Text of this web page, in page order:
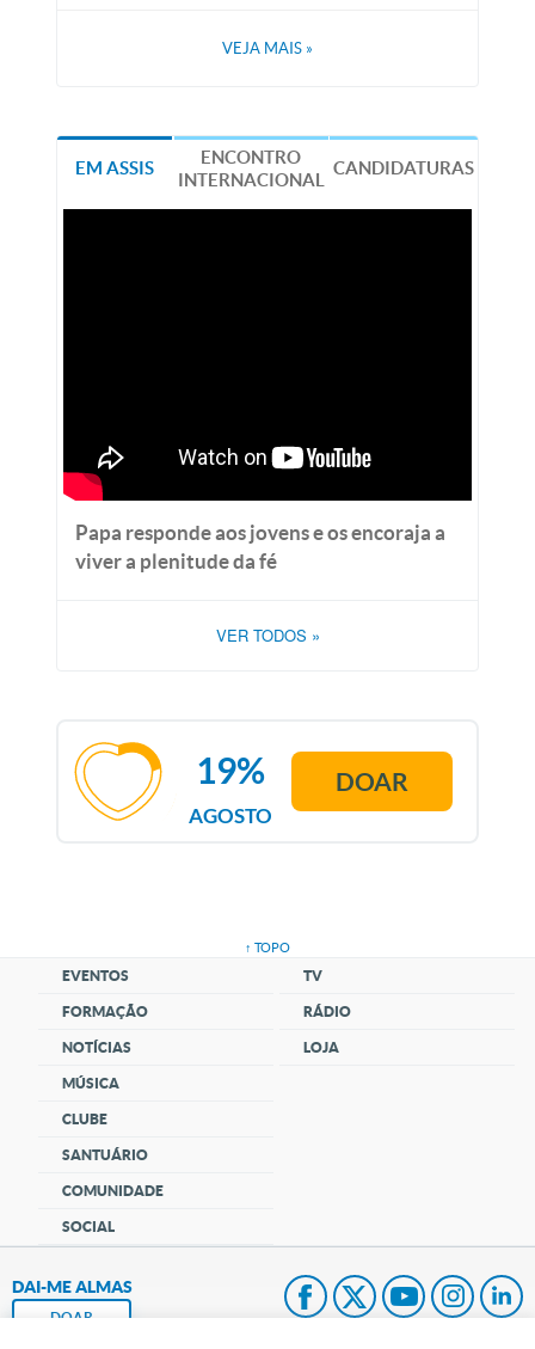
VEJA MAIS »
EM ASSIS
ENCONTRO
INTERNACIONAL
CANDIDATURAS
Papa responde aos jovens e os encoraja a
viver a plenitude da fé
VER TODOS »
AGOSTO
19% DOAR
↑ TOPO
EVENTOS
FORMAÇÃO
NOTÍCIAS
MÚSICA
CLUBE
SANTUÁRIO
COMUNIDADE
SOCIAL
TV
RÁDIO
LOJA
DAI-ME ALMAS
DOAR